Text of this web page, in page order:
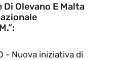
Di Olevano E Malta
- Nuova iniziativa di